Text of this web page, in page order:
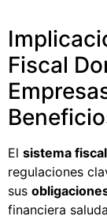
Fiscal
El sistema
regulaciones
sus
financiera